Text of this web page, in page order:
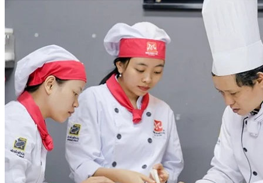
Chuyên Đề Bếp Nóng
Khởi Sự Kinh Doanh Ngành F&B
Khởi Sự Kinh Doanh Nhà Hàng
Bí Quyết Kinh Doanh và Vận Hành Mô Hình Ẩm
Thực
Video Dạy Nấu Ăn
Pha Chế
Nghiệp Vụ Bar Trưởng
Nghiệp Vụ Bartender Chuyên Nghiệp
Nghiệp Vụ Barista Chuyên Nghiệp
Nghiệp Vụ Flair Bartending Chuyên Nghiệp
Nghiệp Vụ Pha Chế Đặc Biệt
Nghiệp Vụ Pha Chế Tổng Hợp
Nghiệp Vụ Quản Lý Bar